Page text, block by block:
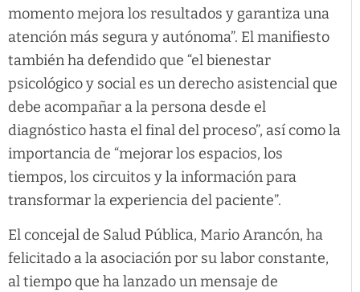
momento mejora los resultados y garantiza una
atención más segura y autónoma”. El manifiesto
también ha defendido que “el bienestar
psicológico y social es un derecho asistencial que
debe acompañar a la persona desde el
diagnóstico hasta el final del proceso”, así como la
importancia de “mejorar los espacios, los
tiempos, los circuitos y la información para
transformar la experiencia del paciente”.
El concejal de Salud Pública, Mario Arancón, ha
felicitado a la asociación por su labor constante,
al tiempo que ha lanzado un mensaje de